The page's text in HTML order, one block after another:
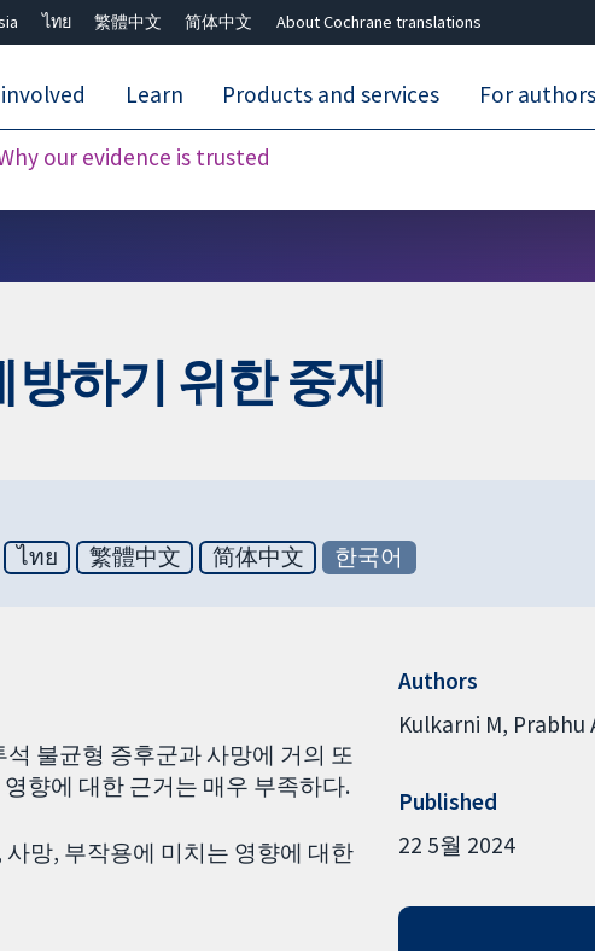
ไทย 繁體中文 简体中文 About Cochrane translations
our evidence is trusted
Learn Products and services For authors
하기 위한 중재
ไทย 繁體中文 简体中文 한국어
불균형 증후군과 사망에 거의 또
향에 대한 근거는 매우 부족하다.
망, 부작용에 미치는 영향에 대한
Authors
Kulkarni M Prabhu
Published
22 5월 2024